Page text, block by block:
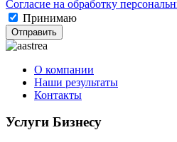
Согласие на обработку
Принимаю
Отправить
О компании
Наши результаты
Контакты
Услуги Бизнесу